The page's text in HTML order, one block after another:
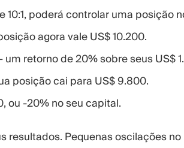
10:1, poderá controlar uma posição
agora vale US$ 10.200.
retorno de 20% sobre seus US$
posição cai para US$ 9.800.
ou -20% no seu capital.
resultados. Pequenas oscilações